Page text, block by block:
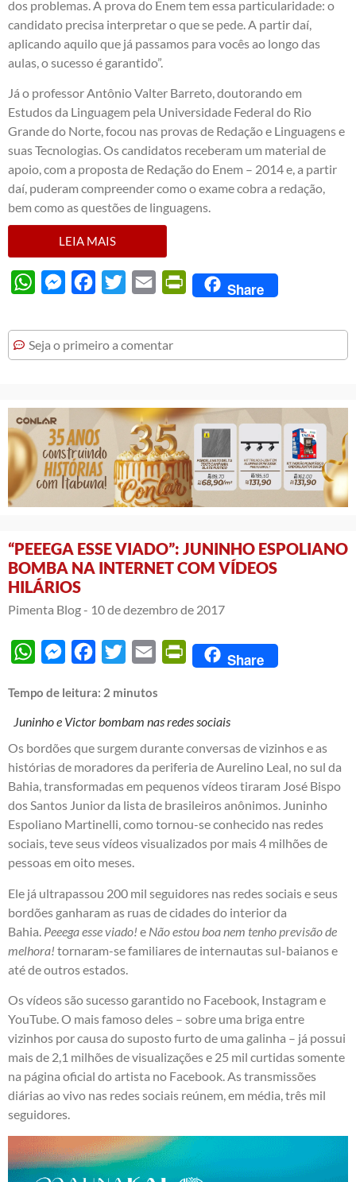
dos problemas. A prova do Enem tem essa particularidade: o
candidato precisa interpretar o que se pede. A partir daí,
aplicando aquilo que já passamos para vocês ao longo das
aulas, o sucesso é garantido”.
Já o professor Antônio Valter Barreto, doutorando em
Estudos da Linguagem pela Universidade Federal do Rio
Grande do Norte, focou nas provas de Redação e Linguagens e
suas Tecnologias. Os candidatos receberam um material de
apoio, com a proposta de Redação do Enem – 2014 e, a partir
daí, puderam compreender como o exame cobra a redação,
bem como as questões de linguagens.
LEIA MAIS
WhatsAppMessengerFacebook
Twitter Email PrintFriendly
Share
Seja o primeiro a comentar
“PEEEGA ESSE VIADO”: JUNINHO ESPOLIANO
BOMBA NA INTERNET COM VÍDEOS
HILÁRIOS
Pimenta Blog - 10 de dezembro de 2017
WhatsAppMessengerFacebook
Twitter Email PrintFriendly
Share
Tempo de leitura: 2 minutos
Juninho e Victor bombam nas redes sociais
Os bordões que surgem durante conversas de vizinhos e as
histórias de moradores da periferia de Aurelino Leal, no sul da
Bahia, transformadas em pequenos vídeos tiraram José Bispo
dos Santos Junior da lista de brasileiros anônimos. Juninho
Espoliano Martinelli, como tornou-se conhecido nas redes
sociais, teve seus vídeos visualizados por mais 4 milhões de
pessoas em oito meses.
Ele já ultrapassou 200 mil seguidores nas redes sociais e seus
bordões ganharam as ruas de cidades do interior da
Bahia. Peeega esse viado! e Não estou boa nem tenho previsão de
melhora! tornaram-se familiares de internautas sul-baianos e
até de outros estados.
Os vídeos são sucesso garantido no Facebook, Instagram e
YouTube. O mais famoso deles – sobre uma briga entre
vizinhos por causa do suposto furto de uma galinha – já possui
mais de 2,1 milhões de visualizações e 25 mil curtidas somente
na página oficial do artista no Facebook. As transmissões
diárias ao vivo nas redes sociais reúnem, em média, três mil
seguidores.